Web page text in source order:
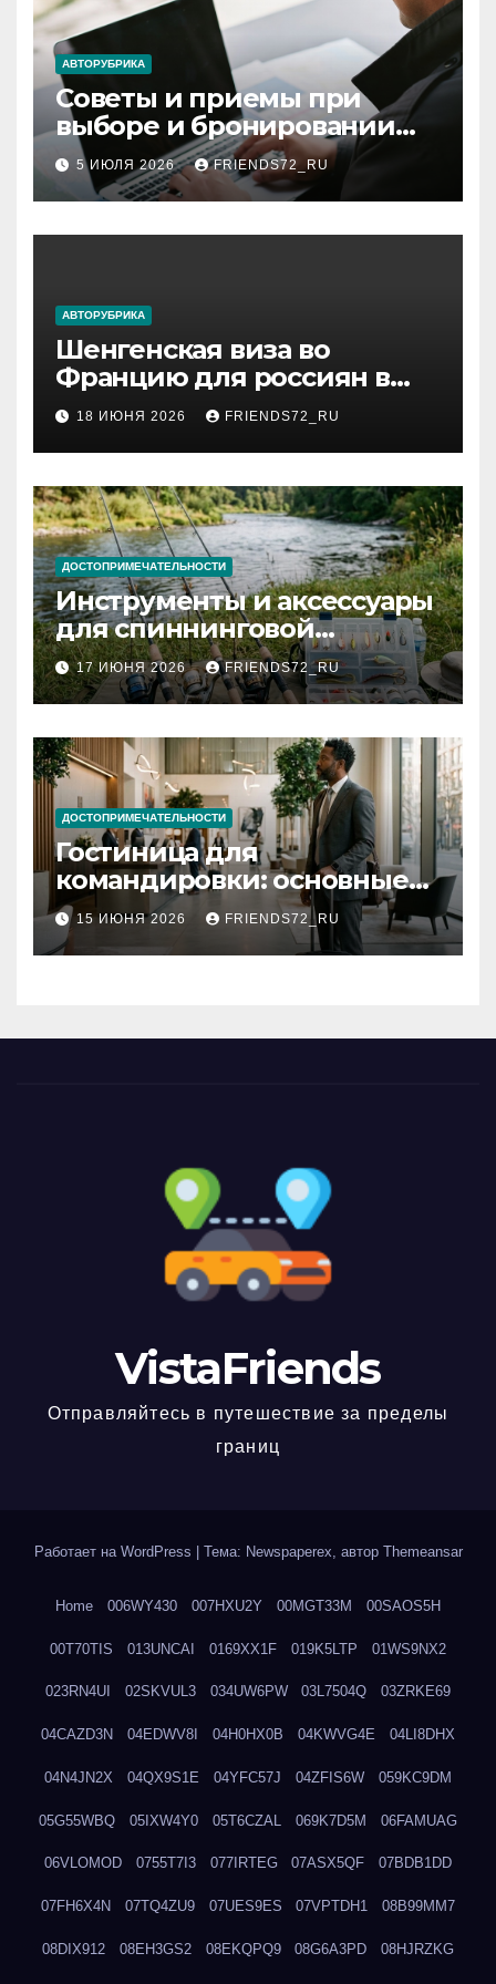
АВТОРУБРИКА
Советы и приемы при
выборе и бронировании
авиабилетов
5 ИЮЛЯ 2026 FRIENDS72_RU
АВТОРУБРИКА
Шенгенская виза во
Францию для россиян в
2026 году: сроки от 3 дней
и список необходимых
документов
18 ИЮНЯ 2026 FRIENDS72_RU
ДОСТОПРИМЕЧАТЕЛЬНОСТИ
Инструменты и аксессуары
для спиннинговой
рыбалки: назначение и
типы
17 ИЮНЯ 2026 FRIENDS72_RU
ДОСТОПРИМЕЧАТЕЛЬНОСТИ
Гостиница для
командировки: основные
критерии выбора
15 ИЮНЯ 2026 FRIENDS72_RU
VistaFriends
Отправляйтесь в путешествие за пределы
границ
Работает на WordPress Тема: Newspaperex, автор Themeansar
Home 006WY430 007HXU2Y 00MGT33M 00SAOS5H
00T70TIS 013UNCAI 0169XX1F 019K5LTP 01WS9NX2
023RN4UI 02SKVUL3 034UW6PW 03L7504Q 03ZRKE69
04CAZD3N 04EDWV8I 04H0HX0B 04KWVG4E 04LI8DHX
04N4JN2X 04QX9S1E 04YFC57J 04ZFIS6W 059KC9DM
05G55WBQ 05IXW4Y0 05T6CZAL 069K7D5M 06FAMUAG
06VLOMOD 0755T7I3 077IRTEG 07ASX5QF 07BDB1DD
07FH6X4N 07TQ4ZU9 07UES9ES 07VPTDH1 08B99MM7
08DIX912 08EH3GS2 08EKQPQ9 08G6A3PD 08HJRZKG